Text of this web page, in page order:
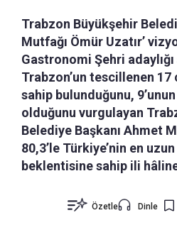
Trabzon Büyükşehir
Mutfağı Ömür Uzatır’
Gastronomi Şehri
Trabzon’un tescillenen
sahip bulunduğunu,
olduğunu vurgulayan
Belediye Başkanı Ahmet
80,3’le Türkiye’nin en
beklentisine sahip ili
Özetle Dinle